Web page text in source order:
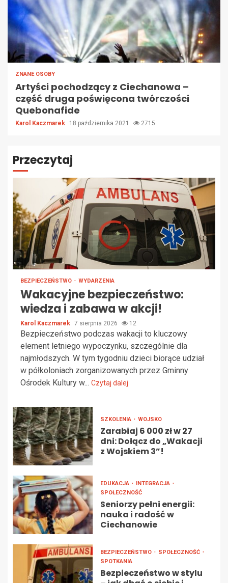
ZNANE OSOBY
Artyści pochodzący z Ciechanowa –
część druga poświęcona twórczości
Quebonafide
Karol Kaczmarek 18 października 2021 2715
Przeczytaj
BEZPIECZEŃSTWO WYDARZENIA
Wakacyjne bezpieczeństwo:
wiedza i zabawa w akcji!
Karol Kaczmarek 7 sierpnia 2026 12
Bezpieczeństwo podczas wakacji to kluczowy
element letniego wypoczynku, szczególnie dla
najmłodszych. W tym tygodniu dzieci biorące udział
w półkoloniach zorganizowanych przez Gminny
Ośrodek Kultury w... Czytaj dalej
SZKOLENIA WOJSKO
Zarabiaj 6 000 zł w 27
dni: Dołącz do „Wakacji
z Wojskiem 3”!
EDUKACJA
INTEGRACJA
SPOŁECZNOŚĆ
Seniorzy pełni energii:
nauka i radość w
Ciechanowie
BEZPIECZEŃSTWO
SPOŁECZNOŚĆ
SPOTKANIA
Bezpieczeństwo w stylu